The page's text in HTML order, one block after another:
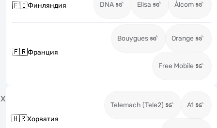
🇫🇮Финляндия DNA Elisa Ålcom
🇫🇷Франция
Bouygues Orange
Free Mobile
Х
🇭🇷Хорватия
Telemach (Tele2) A1